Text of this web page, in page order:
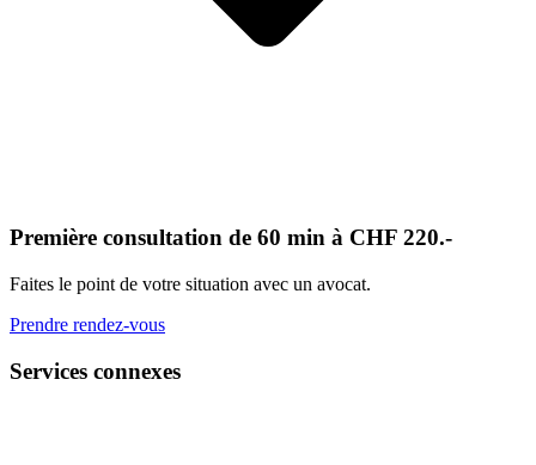
Première consultation de 60 min à CHF 220.-
Faites le point de votre situation avec un avocat.
Prendre rendez-vous
Services connexes